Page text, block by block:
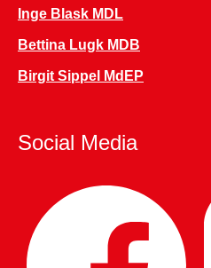
Inge Blask MDL
Bettina Lugk MDB
Birgit Sippel MdEP
Social Media